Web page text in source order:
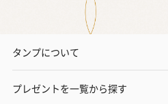
タンプについて
プレゼントを一覧から探す